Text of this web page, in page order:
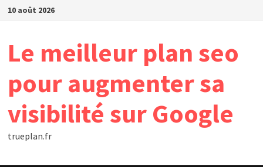
Passer
10 août 2026
Le meilleur plan seo
pour augmenter sa
visibilité sur Google
trueplan.fr